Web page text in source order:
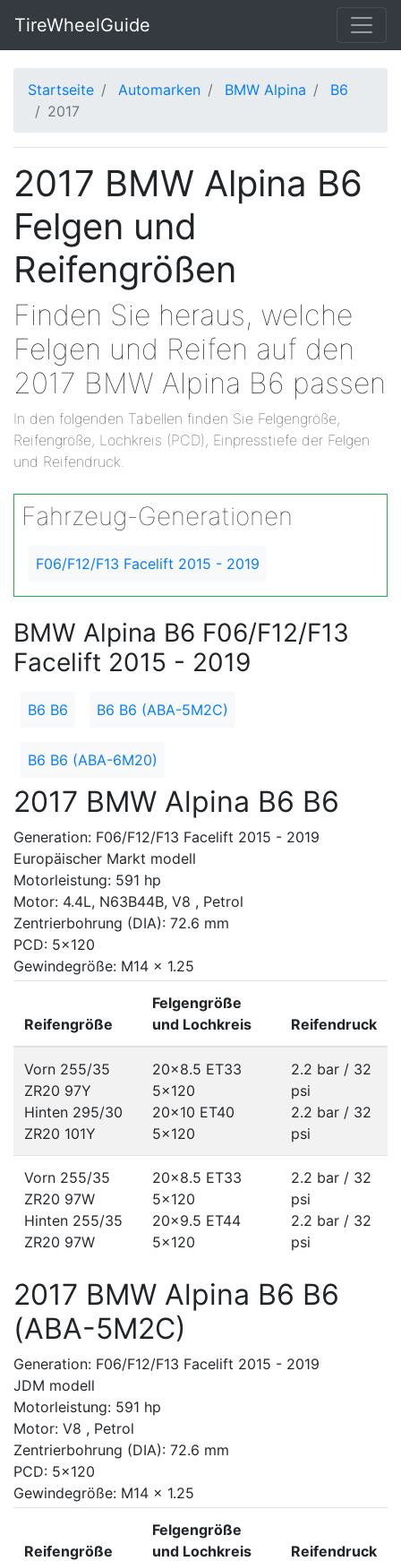
TireWheelGuide
Startseite Automarken BMW Alpina
B6
2017
2017 BMW Alpina B6
Felgen und
Reifengrößen
Finden Sie heraus, welche
Felgen und Reifen auf den
2017 BMW Alpina B6 passen
In den folgenden Tabellen finden Sie Felgengröße,
Reifengröße, Lochkreis (PCD), Einpresstiefe der Felgen
und Reifendruck.
Fahrzeug-Generationen
F06/F12/F13 Facelift 2015 - 2019
BMW Alpina B6 F06/F12/F13
Facelift 2015 - 2019
B6 B6 B6 B6 (ABA-5M2C)
B6 B6 (ABA-6M20)
2017 BMW Alpina B6 B6
Generation: F06/F12/F13 Facelift 2015 - 2019
Europäischer Markt modell
Motorleistung: 591 hp
Motor: 4.4L, N63B44B, V8 , Petrol
Zentrierbohrung (DIA): 72.6 mm
PCD: 5x120
Gewindegröße: M14 x 1.25
Reifengröße
Felgengröße
und Lochkreis
Reifendruck
Vorn 255/35
ZR20 97Y
Hinten 295/30
ZR20 101Y
20x8.5 ET33
5x120
20x10 ET40
5x120
2.2 bar / 32
psi
2.2 bar / 32
psi
Vorn 255/35
ZR20 97W
Hinten 255/35
ZR20 97W
20x8.5 ET33
5x120
20x9.5 ET44
5x120
2.2 bar / 32
psi
2.2 bar / 32
psi
2017 BMW Alpina B6 B6
(ABA-5M2C)
Generation: F06/F12/F13 Facelift 2015 - 2019
JDM modell
Motorleistung: 591 hp
Motor: V8 , Petrol
Zentrierbohrung (DIA): 72.6 mm
PCD: 5x120
Gewindegröße: M14 x 1.25
Reifengröße
Felgengröße
und Lochkreis
Reifendruck